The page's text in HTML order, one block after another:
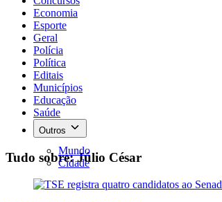
Economia
Esporte
Geral
Polícia
Política
Editais
Municípios
Educação
Saúde
Outros
Mundo
Cidade
Tudo sobre: Júlio César